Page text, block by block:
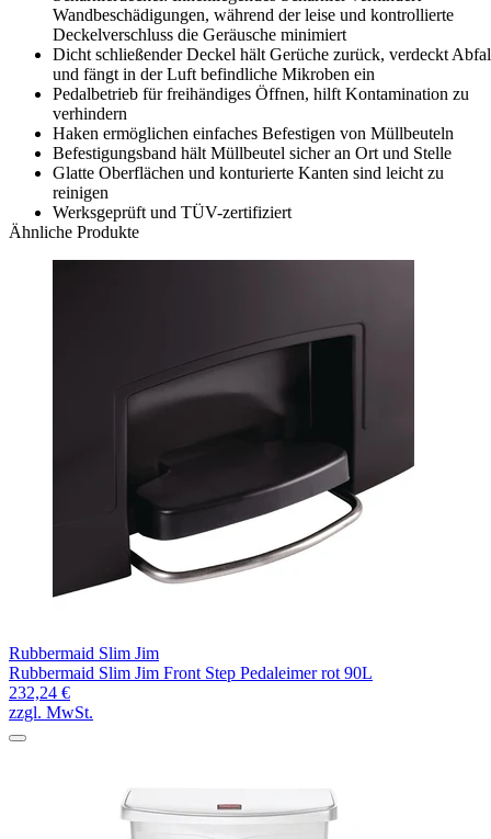
Wandbeschädigungen, während der leise und kontrollierte
Deckelverschluss die Geräusche minimiert
Dicht schließender Deckel hält Gerüche zurück, verdeckt
und fängt in der Luft befindliche Mikroben ein
Pedalbetrieb für freihändiges Öffnen, hilft Kontamination zu
verhindern
Haken ermöglichen einfaches Befestigen von Müllbeuteln
Befestigungsband hält Müllbeutel sicher an Ort und Stelle
Glatte Oberflächen und konturierte Kanten sind leicht zu
reinigen
Werksgeprüft und TÜV-zertifiziert
Ähnliche Produkte
Rubbermaid Slim Jim
Rubbermaid Slim Jim Front Step Pedaleimer rot 90L
232,24 €
zzgl. MwSt.